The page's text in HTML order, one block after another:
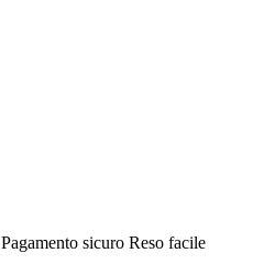
Pagamento sicuro Reso facile